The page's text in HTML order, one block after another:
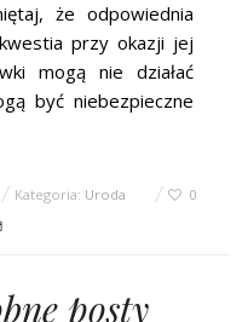
że odpowiednia
przy okazji jej
mogą nie działać
być niebezpieczne
Kategoria: Uroda 0
posty